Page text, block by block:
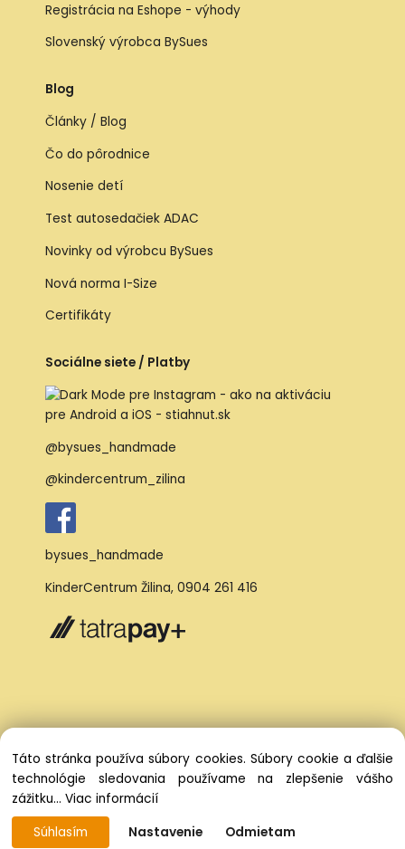
Registrácia na Eshope - výhody
Slovenský výrobca BySues
Blog
Články / Blog
Čo do pôrodnice
Nosenie detí
Test autosedačiek ADAC
Novinky od výrobcu BySues
Nová norma I-Size
Certifikáty
Sociálne siete / Platby
@bysues_handmade
@kindercentrum_zilina
bysues_handmade
KinderCentrum Žilina, 0904 261 416
Vytvorené systémom ClickEshop.sk
Táto stránka používa súbory cookies. Súbory cookie a ďalšie
technológie sledovania používame na zlepšenie vášho
zážitku... Viac informácií
Súhlasím
Nastavenie Odmietam